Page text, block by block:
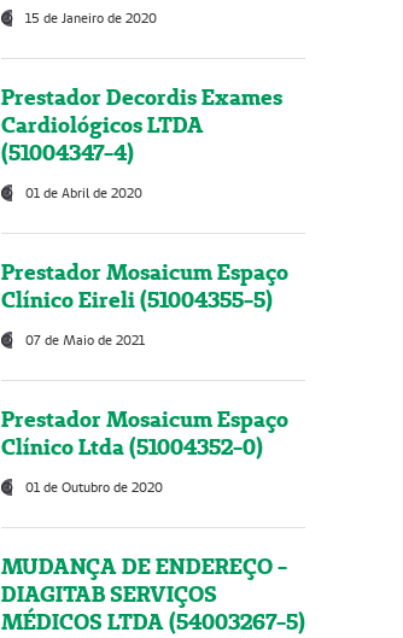
15 de Janeiro de 2020
Prestador Decordis Exames
Cardiológicos LTDA
(51004347-4)
01 de Abril de 2020
Prestador Mosaicum Espaço
Clínico Eireli (51004355-5)
07 de Maio de 2021
Prestador Mosaicum Espaço
Clínico Ltda (51004352-0)
01 de Outubro de 2020
MUDANÇA DE ENDEREÇO -
DIAGITAB SERVIÇOS
MÉDICOS LTDA (54003267-5)